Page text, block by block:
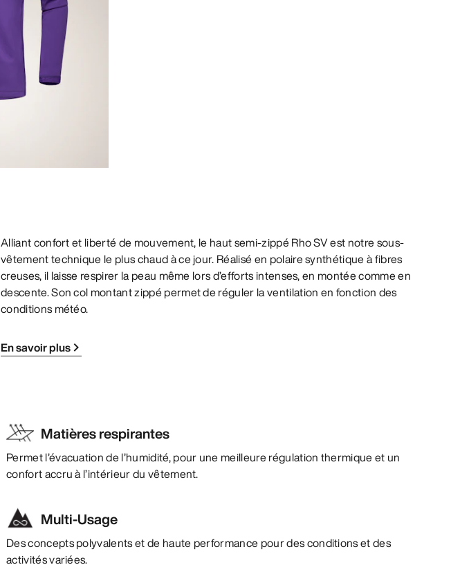
Alliant confort et liberté de mouvement, le haut semi-zippé Rho SV est notre sous-
vêtement technique le plus chaud à ce jour. Réalisé en polaire synthétique à fibres
creuses, il laisse respirer la peau même lors d’efforts intenses, en montée comme en
descente. Son col montant zippé permet de réguler la ventilation en fonction des
conditions météo.
En savoir plus
Matières respirantes
Permet l’évacuation de l’humidité, pour une meilleure régulation thermique et un
confort accru à l’intérieur du vêtement.
Multi-Usage
Des concepts polyvalents et de haute performance pour des conditions et des
activités variées.